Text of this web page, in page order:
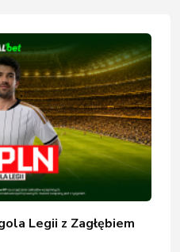
Legii z Zagłębiem